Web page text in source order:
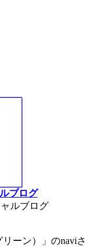
ブログ
ルブログ
リーン）」のnaviさ